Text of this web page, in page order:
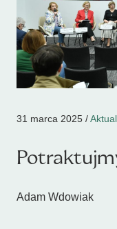
31 marca 2025 /
Adam Wdowiak